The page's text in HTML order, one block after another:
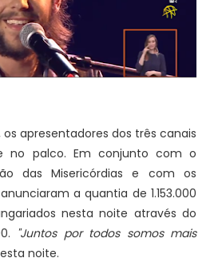
os apresentadores dos três canais
no palco. Em conjunto com o
das Misericórdias e com os
a quantia de 1.153.000
nesta noite através do
"Juntos por todos somos mais
noite.